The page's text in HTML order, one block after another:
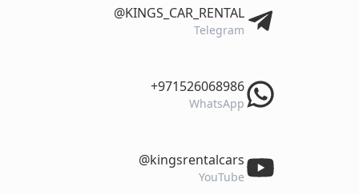
‎@KINGS_CAR_RENTAL
Telegram
‎+971526068986
WhatsApp
‎@kingsrentalcars
YouTube